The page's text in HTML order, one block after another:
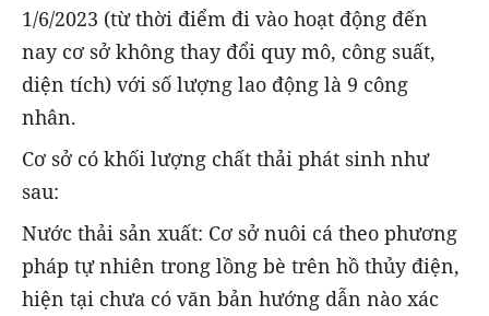
1/6/2023 (từ thời điểm đi vào hoạt động đến
nay cơ sở không thay đổi quy mô, công suất,
diện tích) với số lượng lao động là 9 công
nhân.
Cơ sở có khối lượng chất thải phát sinh như
sau:
Nước thải sản xuất: Cơ sở nuôi cá theo phương
pháp tự nhiên trong lồng bè trên hồ thủy điện,
hiện tại chưa có văn bản hướng dẫn nào xác